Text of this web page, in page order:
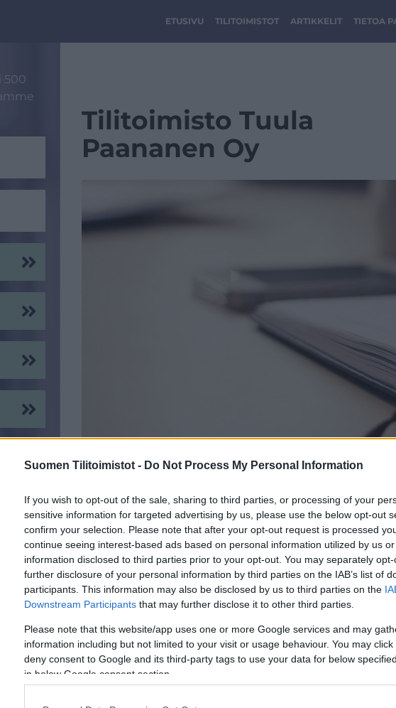
Suomen Tilitoimistot - Do Not Process My Personal Information
If you wish to opt-out of the sale, sharing to third parties, or processing of your
sensitive information for targeted advertising by us, please use the below opt-out
confirm your selection. Please note that after your opt-out request is processed
continue seeing interest-based ads based on personal information utilized by us
information disclosed to third parties prior to your opt-out. You may separately
further disclosure of your personal information by third parties on the IAB’s list of
participants. This information may also be disclosed by us to third parties on the
Downstream Participants that may further disclose it to other third parties.
Please note that this website/app uses one or more Google services and may
information including but not limited to your visit or usage behaviour. You may
deny consent to Google and its third-party tags to use your data for below
in below Google consent section.
ETUSIVU TILITOIMISTOT ARTIKKELIT TIETOA
500
Tilitoimisto Tuula
Paananen Oy
Tilitoimisto Tuula Paananen on vuonna 1986 perustettu
auktorisoitu tilitoimisto. Toimipisteemme sijaitsevat